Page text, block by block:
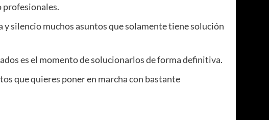
profesionales.
y silencio muchos asuntos que solamente tiene solución
es el momento de solucionarlos de forma definitiva.
que quieres poner en marcha con bastante